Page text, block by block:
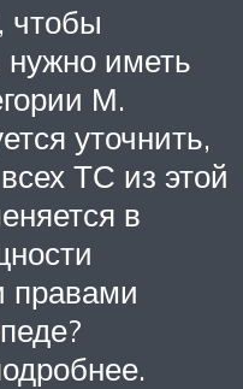
чтобы
нужно иметь
М.
уточнить,
ТС из этой
в
правами